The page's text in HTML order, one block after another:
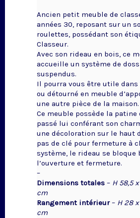
Ancien petit meuble de
années 30, reposant sur un
roulettes, possédant son
Classeur.
Avec son rideau en bois, ce
accueille un système de
suspendus.
Il pourra vous être utile dans
ou détourné en meuble
une autre pièce de la maison.
Ce meuble possède la patine
passé lui conférant son
une décoloration sur le haut
pas de clé pour fermeture à
système, le rideau se bloque
l’ouverture et fermeture.
–
Dimensions totales – H 58,5
cm
Rangement intérieur– H 28
cm